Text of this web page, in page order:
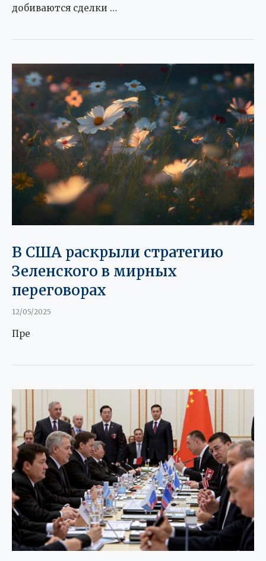
добиваются сделки …
В США раскрыли стратегию
Зеленского в мирных
переговорах
12/05/2025
Пре